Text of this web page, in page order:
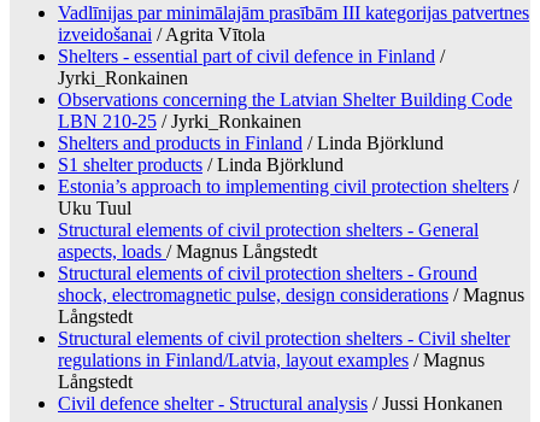
Vadlīnijas par minimālajām prasībām III kategorijas patvertnes
izveidošanai / Agrita Vītola
Shelters - essential part of civil defence in Finland /
Jyrki_Ronkainen
Observations concerning the Latvian Shelter Building Code
LBN 210-25 / Jyrki_Ronkainen
Shelters and products in Finland / Linda Björklund
S1 shelter products / Linda Björklund
Estonia’s approach to implementing civil protection shelters /
Uku Tuul
Structural elements of civil protection shelters - General
aspects, loads / Magnus Långstedt
Structural elements of civil protection shelters - Ground
shock, electromagnetic pulse, design considerations / Magnus
Långstedt
Structural elements of civil protection shelters - Civil shelter
regulations in Finland/Latvia, layout examples / Magnus
Långstedt
Civil defence shelter - Structural analysis / Jussi Honkanen